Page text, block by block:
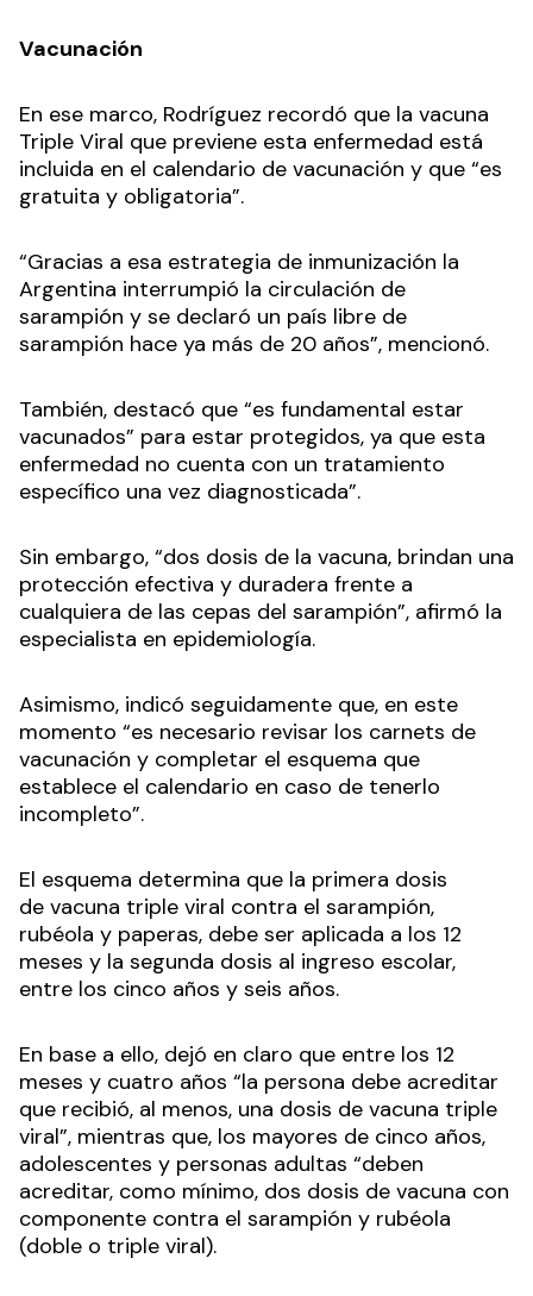
Vacunación
En ese marco, Rodríguez recordó que la vacuna
Triple Viral que previene esta enfermedad está
incluida en el calendario de vacunación y que “es
gratuita y obligatoria”.
“Gracias a esa estrategia de inmunización la
Argentina interrumpió la circulación de
sarampión y se declaró un país libre de
sarampión hace ya más de 20 años”, mencionó.
También, destacó que “es fundamental estar
vacunados” para estar protegidos, ya que esta
enfermedad no cuenta con un tratamiento
específico una vez diagnosticada”.
Sin embargo, “dos dosis de la vacuna, brindan una
protección efectiva y duradera frente a
cualquiera de las cepas del sarampión”, afirmó la
especialista en epidemiología.
Asimismo, indicó seguidamente que, en este
momento “es necesario revisar los carnets de
vacunación y completar el esquema que
establece el calendario en caso de tenerlo
incompleto”.
El esquema determina que la primera dosis
de vacuna triple viral contra el sarampión,
rubéola y paperas, debe ser aplicada a los 12
meses y la segunda dosis al ingreso escolar,
entre los cinco años y seis años.
En base a ello, dejó en claro que entre los 12
meses y cuatro años “la persona debe acreditar
que recibió, al menos, una dosis de vacuna triple
viral”, mientras que, los mayores de cinco años,
adolescentes y personas adultas “deben
acreditar, como mínimo, dos dosis de vacuna con
componente contra el sarampión y rubéola
(doble o triple viral).